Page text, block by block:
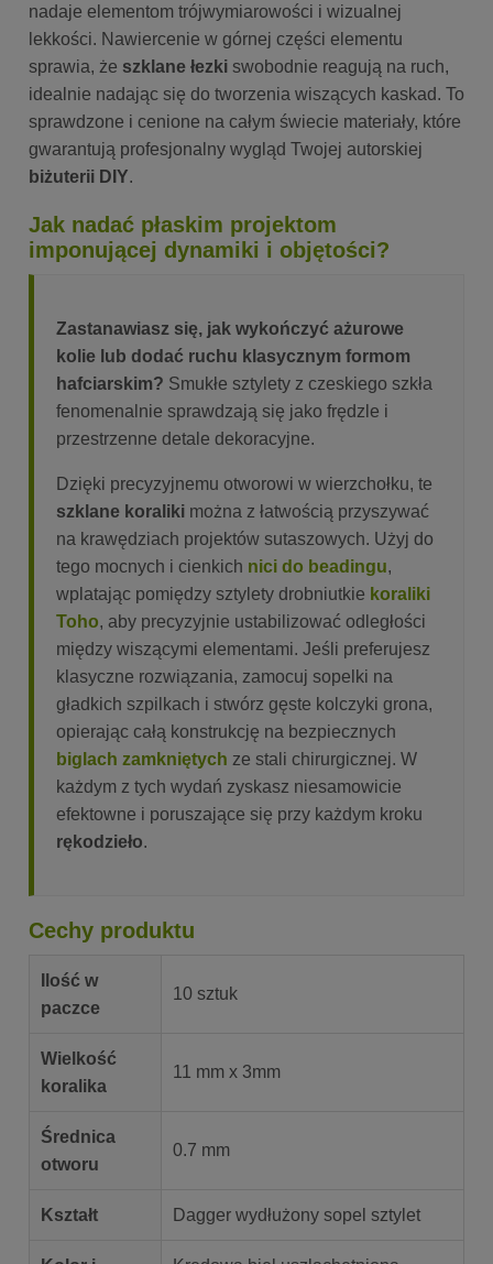
nadaje elementom trójwymiarowości i wizualnej
lekkości. Nawiercenie w górnej części elementu
sprawia, że szklane łezki swobodnie reagują na ruch,
idealnie nadając się do tworzenia wiszących kaskad. To
sprawdzone i cenione na całym świecie materiały, które
gwarantują profesjonalny wygląd Twojej autorskiej
biżuterii DIY.
Jak nadać płaskim projektom
imponującej dynamiki i objętości?
Zastanawiasz się, jak wykończyć ażurowe
kolie lub dodać ruchu klasycznym formom
hafciarskim? Smukłe sztylety z czeskiego szkła
fenomenalnie sprawdzają się jako frędzle i
przestrzenne detale dekoracyjne.
Dzięki precyzyjnemu otworowi w wierzchołku, te
szklane koraliki można z łatwością przyszywać
na krawędziach projektów sutaszowych. Użyj do
tego mocnych i cienkich nici do beadingu,
wplatając pomiędzy sztylety drobniutkie koraliki
Toho, aby precyzyjnie ustabilizować odległości
między wiszącymi elementami. Jeśli preferujesz
klasyczne rozwiązania, zamocuj sopelki na
gładkich szpilkach i stwórz gęste kolczyki grona,
opierając całą konstrukcję na bezpiecznych
biglach zamkniętych ze stali chirurgicznej. W
każdym z tych wydań zyskasz niesamowicie
efektowne i poruszające się przy każdym kroku
rękodzieło.
Cechy produktu
Ilość w
paczce
10 sztuk
Wielkość
koralika
11 mm x 3mm
Średnica
otworu
0.7 mm
Kształt Dagger wydłużony sopel sztylet